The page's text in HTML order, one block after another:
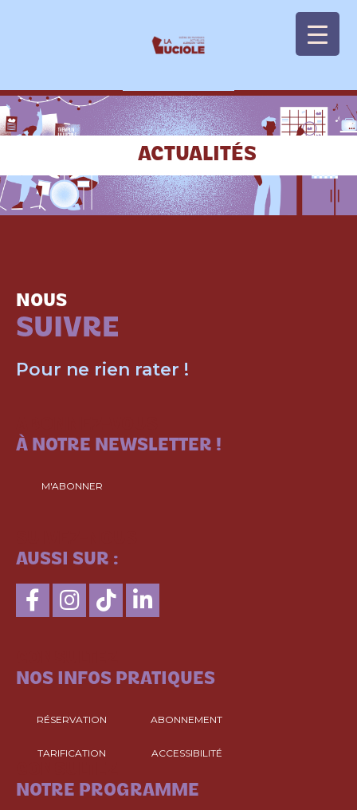
ACTUALITÉS
NOUS
SUIVRE
Pour ne rien rater !
À NOTRE NEWSLETTER !
M'ABONNER
AUSSI SUR :
NOS INFOS PRATIQUES
RÉSERVATION ABONNEMENT
TARIFICATION ACCESSIBILITÉ
NOTRE PROGRAMME